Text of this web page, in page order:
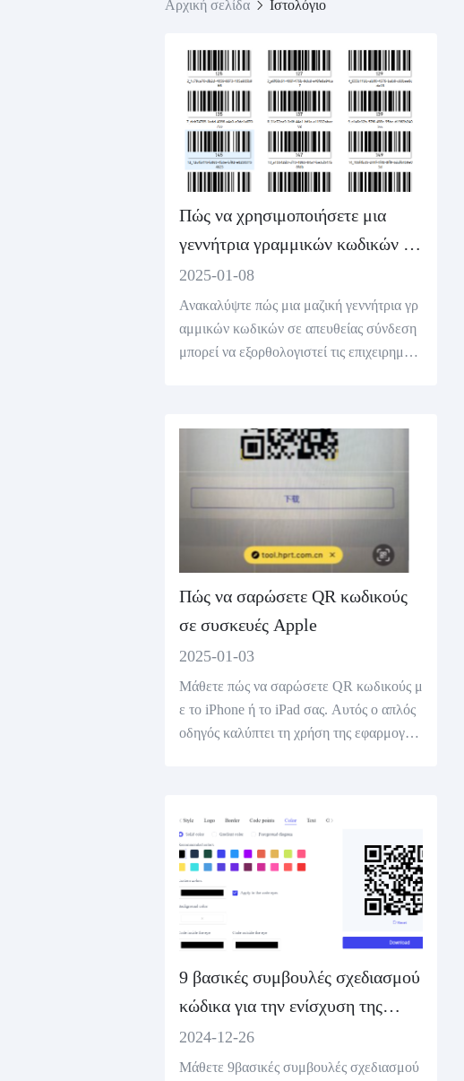
Αρχική σελίδα Ιστολόγιο
Πώς να χρησιμοποιήσετε μια
γεννήτρια γραμμικών κωδικών σε
απευθείας σύνδεση για την
ετικέτα;
2025-01-08
Ανακαλύψτε πώς μια μαζική γεννήτρια γρ
αμμικών κωδικών σε απευθείας σύνδεση
μπορεί να εξορθολογιστεί τις επιχειρηματι
Πώς να σαρώσετε QR κωδικούς
σε συσκευές Apple
2025-01-03
Μάθετε πώς να σαρώσετε QR κωδικούς μ
ε το iPhone ή το iPad σας. Αυτός ο απλός
οδηγός καλύπτει τη χρήση της εφαρμογής
9 βασικές συμβουλές σχεδιασμού
κώδικα για την ενίσχυση της
επιτυχίας σάρωσης
2024-12-26
Μάθετε 9βασικές συμβουλές σχεδιασμού